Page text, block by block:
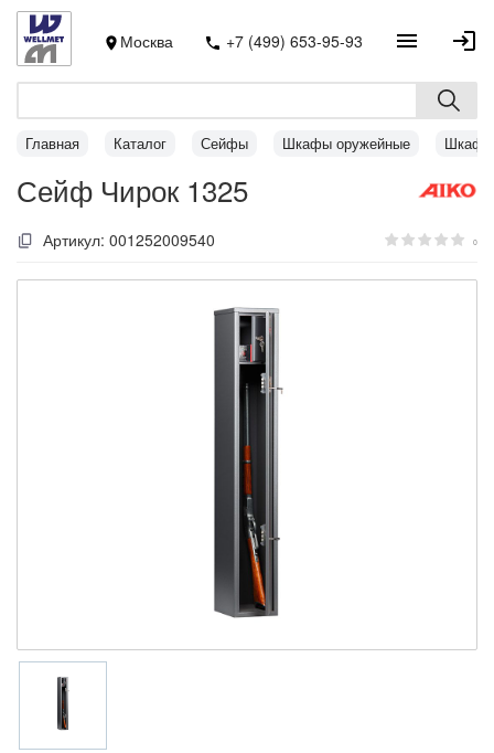
Москва +7 (499) 653-95-93
Главная Каталог Сейфы Шкафы оружейные Шкафы
Сейф Чирок 1325
Артикул: 001252009540 0